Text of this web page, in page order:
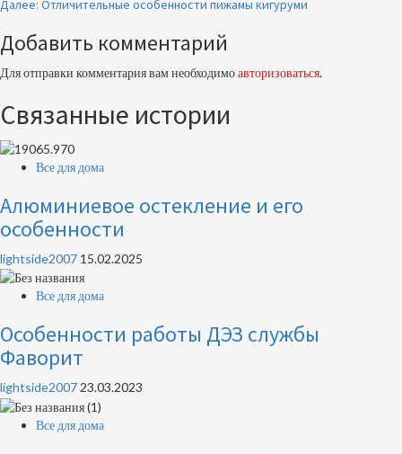
чтение
Далее: Отличительные особенности пижамы кигуруми
Добавить комментарий
Для отправки комментария вам необходимоавторизоваться.
Связанные истории
Все для дома
Алюминиевое остекление и его
особенности
lightside2007 15.02.2025
Все для дома
Особенности работы ДЭЗ службы
Фаворит
lightside2007 23.03.2023
Все для дома